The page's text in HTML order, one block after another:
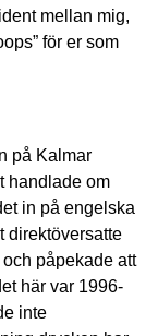
mellan mig,
för er som
på Kalmar
handlade om
in på engelska
direktöversatte
påpekade att
här var 1996-
inte